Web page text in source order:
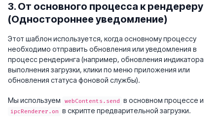
3. От основного процесса к рендереру
(Одностороннее уведомление)
Этот шаблон используется, когда основному процессу
необходимо отправить обновления или уведомления в
процесс рендеринга (например, обновления индикатора
выполнения загрузки, клики по меню приложения или
обновления статуса фоновой службы).
Мы используем webContents.send в основном процессе и
ipcRenderer.on в скрипте предварительной загрузки.